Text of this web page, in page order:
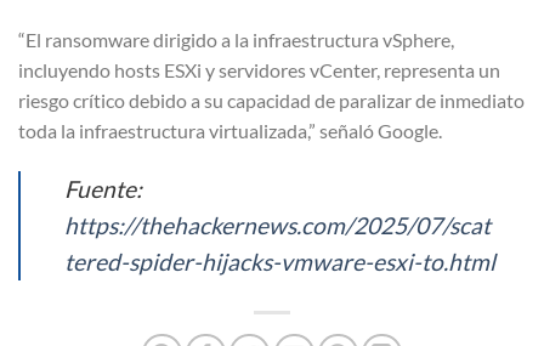
“El ransomware dirigido a la infraestructura vSphere,
incluyendo hosts ESXi y servidores vCenter, representa un
riesgo crítico debido a su capacidad de paralizar de inmediato
toda la infraestructura virtualizada,” señaló Google.
Fuente:
https://thehackernews.com/2025/07/scat
tered-spider-hijacks-vmware-esxi-to.html